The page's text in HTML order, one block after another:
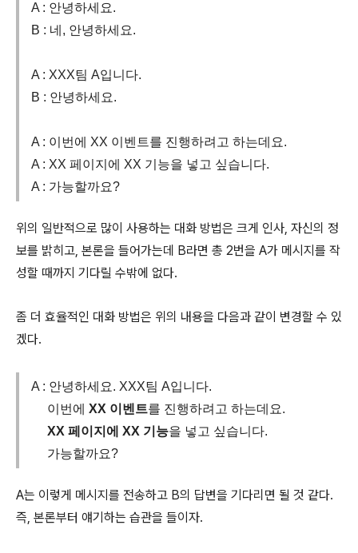
A : 안녕하세요.
B : 네, 안녕하세요.
A : XXX팀 A입니다.
B : 안녕하세요.
A : 이번에 XX 이벤트를 진행하려고 하는데요.
A : XX 페이지에 XX 기능을 넣고 싶습니다.
A : 가능할까요?
위의 일반적으로 많이 사용하는 대화 방법은 크게 인사, 자신의 정
보를 밝히고, 본론을 들어가는데 B라면 총 2번을 A가 메시지를 작
성할 때까지 기다릴 수밖에 없다.
좀 더 효율적인 대화 방법은 위의 내용을 다음과 같이 변경할 수 있
겠다.
A : 안녕하세요. XXX팀 A입니다.
이번에 XX 이벤트를 진행하려고 하는데요.
XX 페이지에 XX 기능을 넣고 싶습니다.
가능할까요?
A는 이렇게 메시지를 전송하고 B의 답변을 기다리면 될 것 같다.
즉, 본론부터 얘기하는 습관을 들이자.